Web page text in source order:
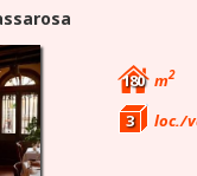
180 m2
3 loc./